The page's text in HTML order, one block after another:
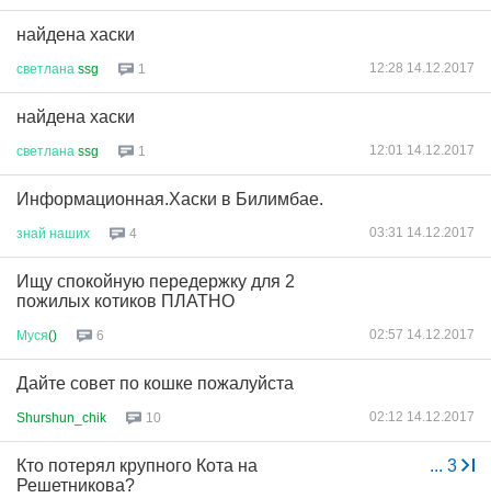
найдена хаски
светлана ssg 1 12:28 14.12.2017
найдена хаски
светлана ssg 1 12:01 14.12.2017
Информационная.Хаски в Билимбае.
знай наших 4 03:31 14.12.2017
Ищу спокойную передержку для 2
пожилых котиков ПЛАТНО
Муся() 6 02:57 14.12.2017
Дайте совет по кошке пожалуйста
Shurshun_chik 10 02:12 14.12.2017
... 3
Кто потерял крупного Кота на
Решетникова?